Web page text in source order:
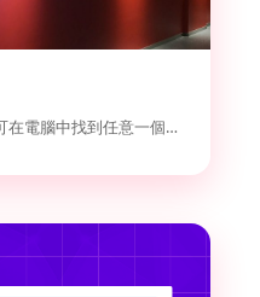
在WPS中預設取消開啟方式，可在電腦中找到任意一個Word或...